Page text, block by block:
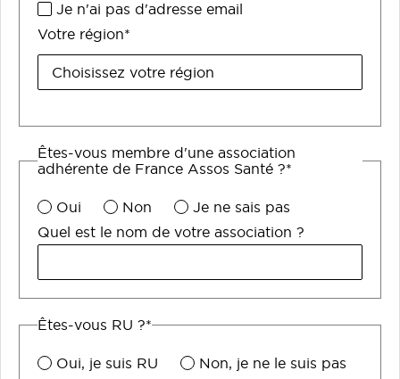
Je n'ai pas d'adresse email
Votre région*
Êtes-vous membre d'une association
adhérente de France Assos Santé ?*
Oui Non
Je ne sais pas
Quel est le nom de votre association ?
Êtes-vous RU ?*
Oui, je suis RU
Non, je ne le suis pas